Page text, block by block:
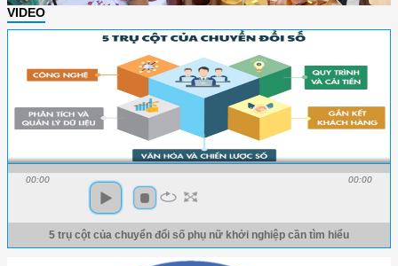
VIDEO
00:00 00:00
5 trụ cột của chuyển đổi số phụ nữ khởi nghiệp cần tìm hiểu